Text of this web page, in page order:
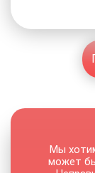
Мы
может